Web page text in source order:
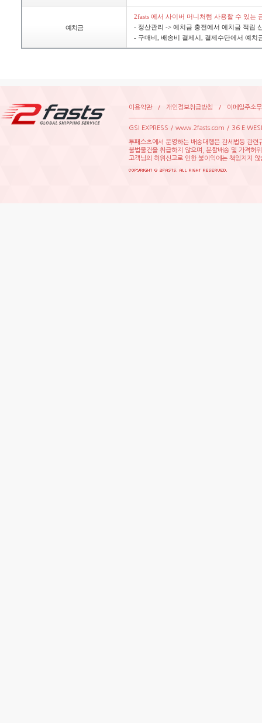
예치금
2fasts에서사이버머니처럼사용할수있는
-정산관리->예치금충전에서예치금적립
-구매비,배송비결제시,결제수단에서예치
이용약관/ 개인정보취급방침 / 이메일주소
GSIEXPRESS/www.2fasts.com/
투패스츠에서운영하는배송대행은관세법등관련
불법물건을취급하지않으며,분할배송및가격허
고객님의허위신고로인한불이익에는책임지지않